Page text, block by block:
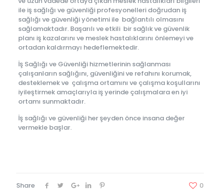
ile iş sağlığı ve güvenliği profesyonelleri doğrudan iş
sağlığı ve güvenliği yönetimi ile bağlantılı olmasını
sağlamaktadır. Başarılı ve etkili bir sağlık ve güvenlik
planı iş kazalarını ve meslek hastalıklarını önlemeyi ve
ortadan kaldırmayı hedeflemektedir.
İş Sağlığı ve Güvenliği hizmetlerinin sağlanması
çalışanların sağlığını, güvenliğini ve refahını korumak,
desteklemek ve çalışma ortamını ve çalışma koşullarını
iyileştirmek amaçlarıyla iş yerinde çalışmalara en iyi
ortamı sunmaktadır.
İş sağlığı ve güvenliği her şeyden önce insana değer
vermekle başlar.
Share 0